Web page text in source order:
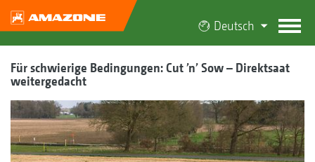
Deutsch
Für schwierige Bedingungen: Cut ’n’ Sow – Direktsaat
weitergedacht